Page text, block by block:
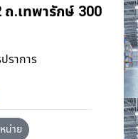
ถ.เทพารักษ์ 300
ราการ
น่าย